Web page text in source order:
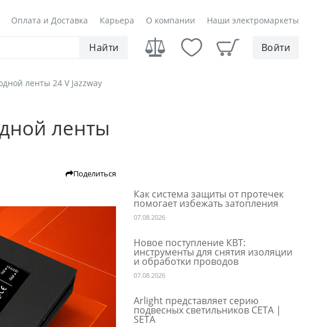
Оплата и Доставка Карьера О компании Наши электромаркеты
Найти Войти
ленты 24 V Jazzway
ленты
Поделиться
Как система защиты от протечек
помогает избежать затопления
07.08.2026
Новое поступление КВТ:
инструменты для снятия изоляции
и обработки проводов
07.08.2026
Arlight представляет серию
подвесных светильников СЕТА |
SETA